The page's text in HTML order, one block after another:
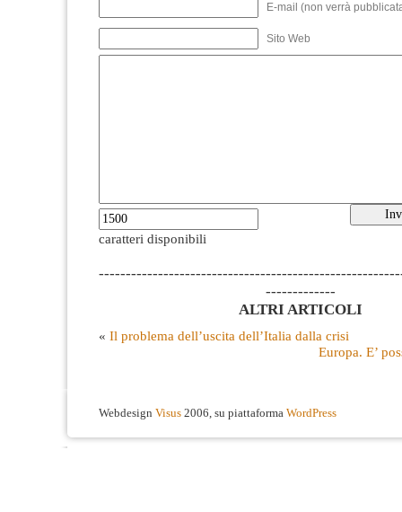
E-mail (non verrà
Sito Web
caratteri disponibili
-------------
ALTRI ARTICOLI
« Il problema dell’uscita dell’Italia dalla crisi
Europa. E’
Webdesign Visus 2006, su piattaforma WordPress